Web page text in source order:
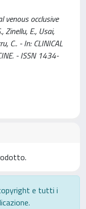
venous occlusive
Zinellu, E., Usai,
C.. - In: CLINICAL
- ISSN 1434-
e tutti i